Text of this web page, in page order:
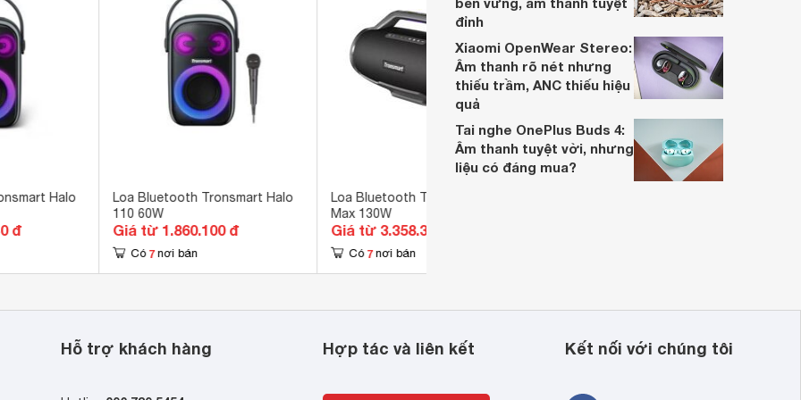
có thể chống được nước xịt vào loa theo mọi hướng, chịu
vật lý
nước IPX6
5.0
USB, AUX
183 x 150 mm
Halo
đ
Loa Bluetooth Tronsmart Halo
110 60W
Giá từ 1.860.100 đ
Có 7 nơi bán
Loa Bluetooth Tronsmart Bang
Max 130W
Giá từ 3.358.300 đ
Có 7 nơi bán
đỉnh
Xiaomi OpenWear Stereo:
Âm thanh rõ nét nhưng
thiếu trầm, ANC thiếu hiệu
quả
Tai nghe OnePlus Buds 4:
Âm thanh tuyệt vời, nhưng
liệu có đáng mua?
Hỗ trợ khách hàng Hợp tác và liên kết Kết nối với chúng tôi